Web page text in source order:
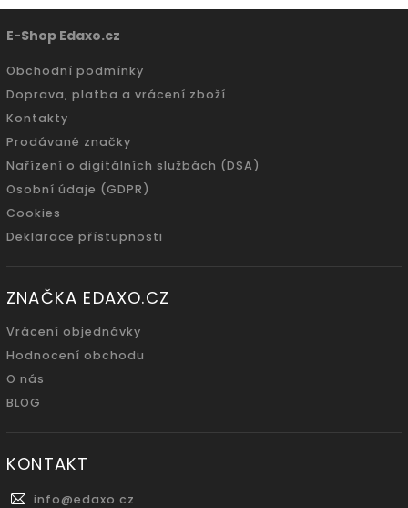
E-Shop Edaxo.cz
Obchodní podmínky
Doprava, platba a vrácení zboží
Kontakty
Prodávané značky
Nařízení o digitálních službách (DSA)
Osobní údaje (GDPR)
Cookies
Deklarace přístupnosti
ZNAČKA EDAXO.CZ
Vrácení objednávky
Hodnocení obchodu
O nás
BLOG
KONTAKT
info@edaxo.cz